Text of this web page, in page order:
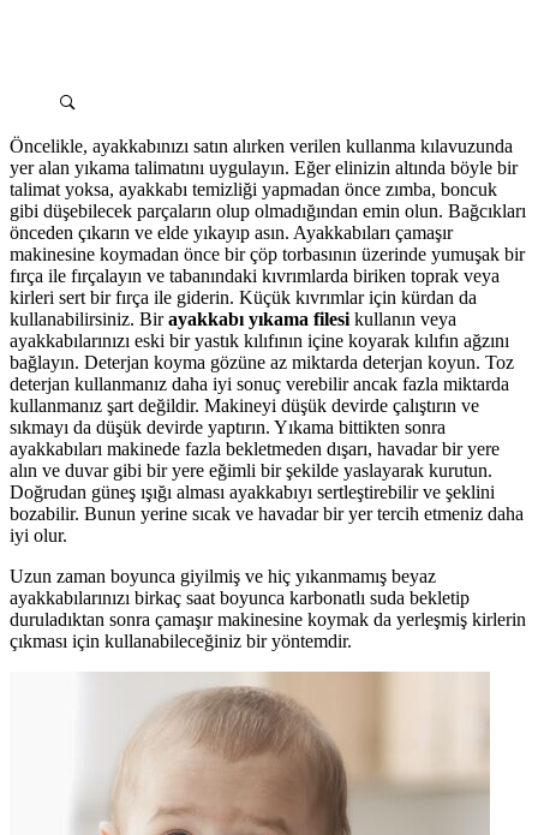
Öncelikle, ayakkabınızı satın alırken verilen kullanma kılavuzunda
yer alan yıkama talimatını uygulayın. Eğer elinizin altında böyle bir
talimat yoksa, ayakkabı temizliği yapmadan önce zımba, boncuk
gibi düşebilecek parçaların olup olmadığından emin olun. Bağcıkları
önceden çıkarın ve elde yıkayıp asın. Ayakkabıları çamaşır
makinesine koymadan önce bir çöp torbasının üzerinde yumuşak bir
fırça ile fırçalayın ve tabanındaki kıvrımlarda biriken toprak veya
kirleri sert bir fırça ile giderin. Küçük kıvrımlar için kürdan da
kullanabilirsiniz. Birayakkabı yıkama filesi kullanın veya
ayakkabılarınızı eski bir yastık kılıfının içine koyarak kılıfın ağzını
bağlayın. Deterjan koyma gözüne az miktarda deterjan koyun. Toz
deterjan kullanmanız daha iyi sonuç verebilir ancak fazla miktarda
kullanmanız şart değildir. Makineyi düşük devirde çalıştırın ve
sıkmayı da düşük devirde yaptırın. Yıkama bittikten sonra
ayakkabıları makinede fazla bekletmeden dışarı, havadar bir yere
alın ve duvar gibi bir yere eğimli bir şekilde yaslayarak kurutun.
Doğrudan güneş ışığı alması ayakkabıyı sertleştirebilir ve şeklini
bozabilir. Bunun yerine sıcak ve havadar bir yer tercih etmeniz daha
iyi olur.
Uzun zaman boyunca giyilmiş ve hiç yıkanmamış beyaz
ayakkabılarınızı birkaç saat boyunca karbonatlı suda bekletip
duruladıktan sonra çamaşır makinesine koymak da yerleşmiş kirlerin
çıkması için kullanabileceğiniz bir yöntemdir.